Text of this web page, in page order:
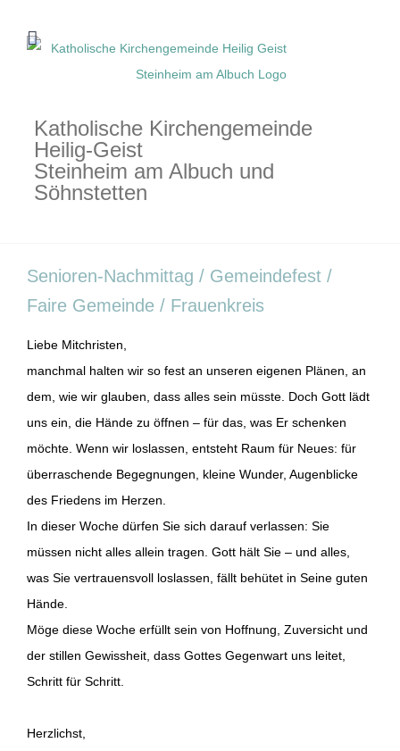
Inhalt
Katholische Kirchengemeinde
Heilig-Geist
Steinheim am Albuch und
Söhnstetten
Senioren-Nachmittag / Gemeindefest /
Faire Gemeinde / Frauenkreis
Liebe Mitchristen,
manchmal halten wir so fest an unseren eigenen Plänen, an
dem, wie wir glauben, dass alles sein müsste. Doch Gott lädt
uns ein, die Hände zu öffnen – für das, was Er schenken
möchte. Wenn wir loslassen, entsteht Raum für Neues: für
überraschende Begegnungen, kleine Wunder, Augenblicke
des Friedens im Herzen.
In dieser Woche dürfen Sie sich darauf verlassen: Sie
müssen nicht alles allein tragen. Gott hält Sie – und alles,
was Sie vertrauensvoll loslassen, fällt behütet in Seine guten
Hände.
Möge diese Woche erfüllt sein von Hoffnung, Zuversicht und
der stillen Gewissheit, dass Gottes Gegenwart uns leitet,
Schritt für Schritt.
Herzlichst,